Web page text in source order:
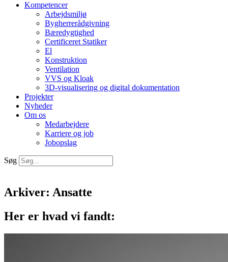
Kompetencer
Arbejdsmiljø
Bygherrerådgivning
Bæredygtighed
Certificeret Statiker
El
Konstruktion
Ventilation
VVS og Kloak
3D-visualisering og digital dokumentation
Projekter
Nyheder
Om os
Medarbejdere
Karriere og job
Jobopslag
Søg
Arkiver: Ansatte
Her er hvad vi fandt: